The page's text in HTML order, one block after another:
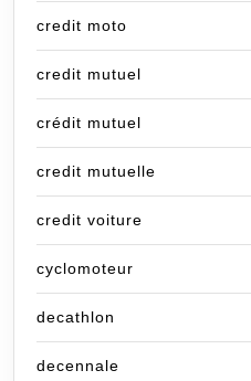
credit moto
credit mutuel
crédit mutuel
credit mutuelle
credit voiture
cyclomoteur
decathlon
decennale